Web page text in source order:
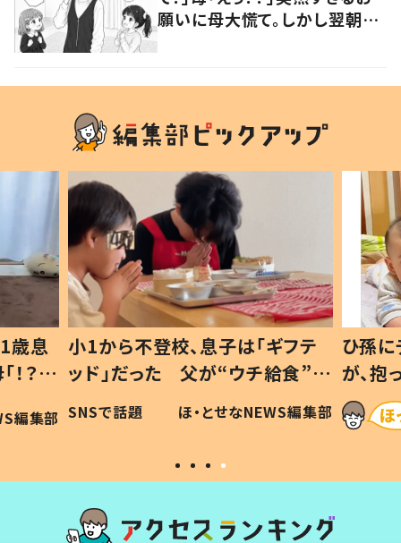
願いに母大慌て。しかし翌朝、
部
小1から不登校、息子は「ギフテ
ッド」だった 父が“ウチ給食”を
作り続ける理由とは #令和の親
#令和の子
SNSで話題 ほ・とせなNEWS編集部
ひ孫にデ
が、抱っ
「涙が出ま
い」